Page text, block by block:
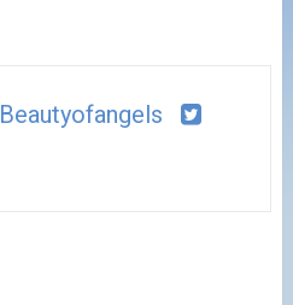
Beautyofangels